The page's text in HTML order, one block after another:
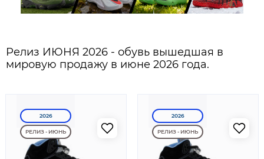
Релиз ИЮНЯ 2026 - обувь вышедшая в
мировую продажу в июне 2026 года.
2026
РЕЛИЗ - ИЮНЬ
2026
РЕЛИЗ - ИЮНЬ